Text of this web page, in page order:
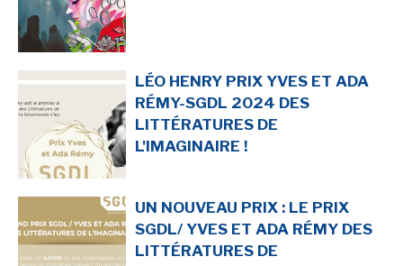
LÉO HENRY PRIX YVES ET ADA
RÉMY-SGDL 2024 DES
LITTÉRATURES DE
L'IMAGINAIRE !
UN NOUVEAU PRIX : LE PRIX
SGDL/ YVES ET ADA RÉMY DES
LITTÉRATURES DE